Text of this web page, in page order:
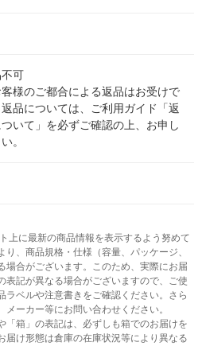
可
様のご都合による返品はお受けで
品については、ご利用ガイド「返
いて」を必ずご確認の上、お申し
。
上に最新の商品情報を表示するよう努めて
、商品規格・仕様（容量、パッケージ、
場合がございます。このため、実際にお届
表記が異なる場合がございますので、ご使
ラベルや注意書きをご確認ください。さら
ーカー等にお問い合わせください。
「箱」の表記は、必ずしも箱でのお届けを
届け形態は倉庫の在庫状況等により異なる